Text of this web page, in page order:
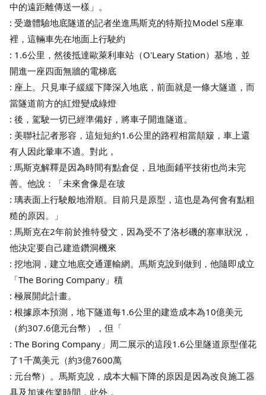
中的遠距離傳送一樣」。
: 受邀體驗地底隧道的記者坐進馬斯克的特斯拉Model S座車
裡，這輛車先在地面上行駛約
: 1.6公里，然後抵達歐萊利車站（O'Leary Station）基地，並
開進一座四面無牆的電梯底
: 座上。只見車子緩緩下降深入地底，前面就是一條大隧道，而
當隧道前方的紅燈變成綠燈
: 後，駕駛一切已經準備好，將車子開進隧道。
: 美聯社記者形容，這短短約1.6公里的路程相當顛簸，車上還
有人因此暈車不適。對此，
: 馬斯克解釋是因為時間有點倉促，且地面鋪平技術也尚未完
善。他說：「未來會像是在玻
: 璃表面上行駛般地滑順。目前只是原型，這也是為何會有點粗
糙的原因。」
: 馬斯克在2年前於推特發文，因為受不了洛杉磯的塞車狀況，
他決定要自己建造鑽洞機來
: 挖地洞，建立地底交通運輸網。馬斯克說到做到，他隨即成立
「The Boring Company」積
: 極展開此計畫。
: 根據原本預測，地下隧道每1.6公里的建造成本為10億美元
（約307.6億元台幣），但「
: The Boring Company」周二展示的這段1.6公里隧道原型僅花
了1千萬美元（約3億7600萬
: 元台幣）。馬斯克說，成本大幅下降的原因是因為改良施工器
具及加速作業時間，此外，